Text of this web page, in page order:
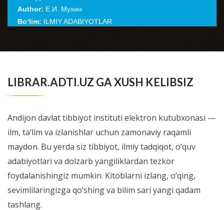
Author: Е.И. Мухин
Bo‘lim: ILMIY ADABIYOTLAR
В монографии представлены данные комплексного
компенсаторно-восстановительных п...
LIBRAR.ADTI.UZ GA XUSH KELIBSIZ
Andijon davlat tibbiyot instituti elektron kutubxonasi —
ilm, ta’lim va izlanishlar uchun zamonaviy raqamli
maydon. Bu yerda siz tibbiyot, ilmiy tadqiqot, o‘quv
adabiyotlari va dolzarb yangiliklardan tezkor
foydalanishingiz mumkin. Kitoblarni izlang, o‘qing,
sevimlilaringizga qo‘shing va bilim sari yangi qadam
tashlang.